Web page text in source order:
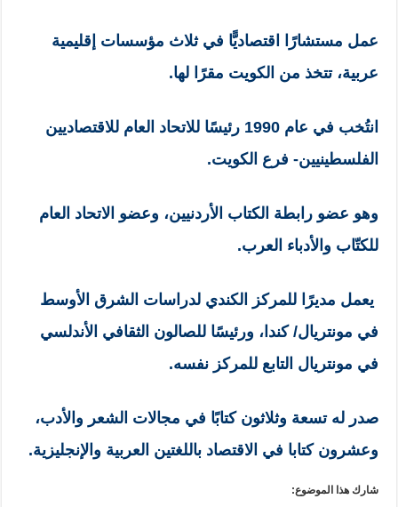
عمل مستشارًا اقتصاديًّا في ثلاث مؤسسات إقليمية
عربية، تتخذ من الكويت مقرًا لها.
انتُخب في عام 1990 رئيسًا للاتحاد العام للاقتصاديين
الفلسطينيين- فرع الكويت.
وهو عضو رابطة الكتاب الأردنيين، وعضو الاتحاد العام
للكتّاب والأدباء العرب.
يعمل مديرًا للمركز الكندي لدراسات الشرق الأوسط
في مونتريال/ كندا، ورئيسًا للصالون الثقافي الأندلسي
في مونتريال التابع للمركز نفسه.
صدر له تسعة وثلاثون كتابًا في مجالات الشعر والأدب،
وعشرون كتابا في الاقتصاد باللغتين العربية والإنجليزية.
شارك هذا الموضوع: